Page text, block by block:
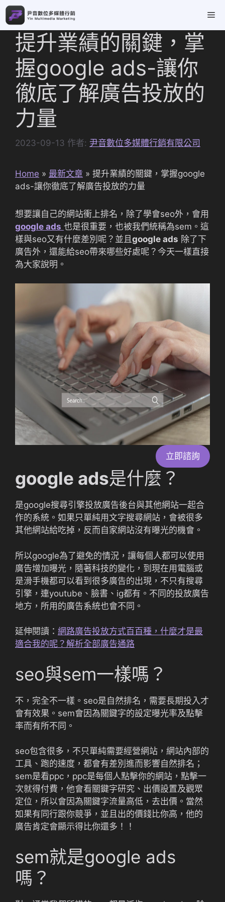
跳
主
提升業績的關鍵，掌
握google ads-讓你
徹底了解廣告投放的
力量
2023-09-13 作者: 尹音數位多媒體行銷有限公司
Home » 最新文章 » 提升業績的關鍵，掌握google
ads-讓你徹底了解廣告投放的力量
想要讓自己的網站衝上排名，除了學會seo外，會用
google ads 也是很重要，也被我們統稱為sem。這
樣與seo又有什麼差別呢？並且 google ads 除了下
廣告外，還能給seo帶來哪些好處呢？今天一樣直接
為大家說明。
立即諮詢
google ads是什麼？
是google搜尋引擎投放廣告後台與其他網站一起合
作的系統。如果只單純用文字搜尋網站，會被很多
其他網站給吃掉，反而自家網站沒有曝光的機會。
所以google為了避免的情況，讓每個人都可以使用
廣告增加曝光，隨著科技的變化，到現在用電腦或
是滑手機都可以看到很多廣告的出現，不只有搜尋
引擎，連youtube、臉書、ig都有。不同的投放廣告
地方，所用的廣告系統也會不同。
延伸閱讀： 網路廣告投放方式百百種，什麼才是最
適合我的呢？解析全部廣告通路
seo與sem一樣嗎？
不，完全不一樣。seo是自然排名，需要長期投入才
會有效果。sem會因為關鍵字的設定曝光率及點擊
率而有所不同。
seo包含很多，不只單純需要經營網站，網站內部的
工具、跑的速度，都會有差別進而影響自然排名；
sem是看ppc，ppc是每個人點擊你的網站，點擊一
次就得付費，他會看關鍵字研究、出價設置及觀眾
定位，所以會因為關鍵字流量高低，去出價。當然
如果有同行跟你競爭，並且出的價錢比你高，他的
廣告肯定會顯示得比你還多！！
sem就是google ads
嗎？